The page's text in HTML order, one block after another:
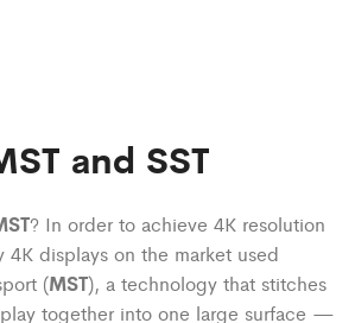
and SST
? In order to achieve 4K resolution
4K displays on the market used
(MST), a technology that stitches
together into one large surface —